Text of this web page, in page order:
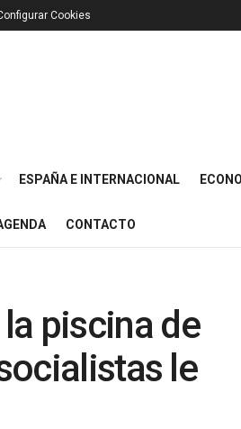
Cookies
ESPAÑA E INTERNACIONAL
CONTACTO
piscina de
le